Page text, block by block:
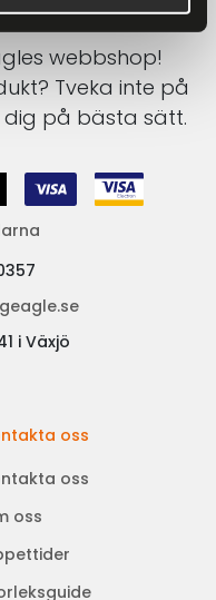
webbshop!
Tveka inte på
dig på bästa sätt.
i Växjö
oss
oss
oss